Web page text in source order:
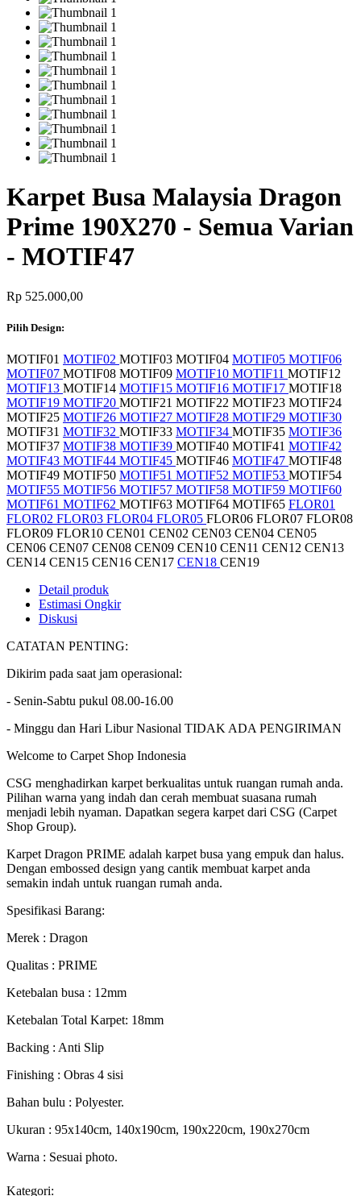
Karpet Busa Malaysia Dragon
Prime 190X270 - Semua Varian
- MOTIF47
Rp 525.000,00
Pilih Design:
MOTIF01 MOTIF02 MOTIF03 MOTIF04 MOTIF05 MOTIF06
MOTIF07 MOTIF08 MOTIF09 MOTIF10 MOTIF11 MOTIF12
MOTIF13 MOTIF14 MOTIF15 MOTIF16 MOTIF17 MOTIF18
MOTIF19 MOTIF20 MOTIF21 MOTIF22 MOTIF23 MOTIF24
MOTIF25 MOTIF26 MOTIF27 MOTIF28 MOTIF29 MOTIF30
MOTIF31 MOTIF32 MOTIF33 MOTIF34 MOTIF35 MOTIF36
MOTIF37 MOTIF38 MOTIF39 MOTIF40 MOTIF41 MOTIF42
MOTIF43 MOTIF44 MOTIF45 MOTIF46 MOTIF47 MOTIF48
MOTIF49 MOTIF50 MOTIF51 MOTIF52 MOTIF53 MOTIF54
MOTIF55 MOTIF56 MOTIF57 MOTIF58 MOTIF59 MOTIF60
MOTIF61 MOTIF62 MOTIF63 MOTIF64 MOTIF65 FLOR01
FLOR02 FLOR03 FLOR04 FLOR05 FLOR06 FLOR07 FLOR08
FLOR09 FLOR10 CEN01 CEN02 CEN03 CEN04 CEN05
CEN06 CEN07 CEN08 CEN09 CEN10 CEN11 CEN12 CEN13
CEN14 CEN15 CEN16 CEN17 CEN18 CEN19
Detail produk
Estimasi Ongkir
Diskusi
CATATAN PENTING:
Dikirim pada saat jam operasional:
- Senin-Sabtu pukul 08.00-16.00
- Minggu dan Hari Libur Nasional TIDAK ADA PENGIRIMAN
Welcome to Carpet Shop Indonesia
CSG menghadirkan karpet berkualitas untuk ruangan rumah anda.
Pilihan warna yang indah dan cerah membuat suasana rumah
menjadi lebih nyaman. Dapatkan segera karpet dari CSG (Carpet
Shop Group).
Karpet Dragon PRIME adalah karpet busa yang empuk dan halus.
Dengan embossed design yang cantik membuat karpet anda
semakin indah untuk ruangan rumah anda.
Spesifikasi Barang:
Merek : Dragon
Qualitas : PRIME
Ketebalan busa : 12mm
Ketebalan Total Karpet: 18mm
Backing : Anti Slip
Finishing : Obras 4 sisi
Bahan bulu : Polyester.
Ukuran : 95x140cm, 140x190cm, 190x220cm, 190x270cm
Warna : Sesuai photo.
Kategori: